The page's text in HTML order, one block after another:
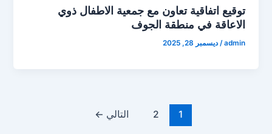
توقيع اتفاقية تعاون مع جمعية الاطفال ذوي
الاعاقة في منطقة الجوف
admin
/ديسمبر 28, 2025
1
2 التالي ←